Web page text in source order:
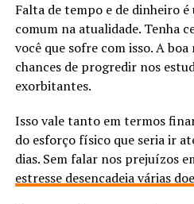
Falta de tempo e de dinheiro
comum na atualidade. Tenha
você que sofre com isso. A
chances de progredir nos
exorbitantes.
Isso vale tanto em termos
do esforço físico que seria ir
dias. Sem falar nos prejuízos
estresse desencadeia várias